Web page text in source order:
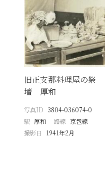
旧正支那料理屋の祭
壇 厚和
写真ID 3804-036074-0
駅 厚和 路線 京包線
撮影日
1941年2月